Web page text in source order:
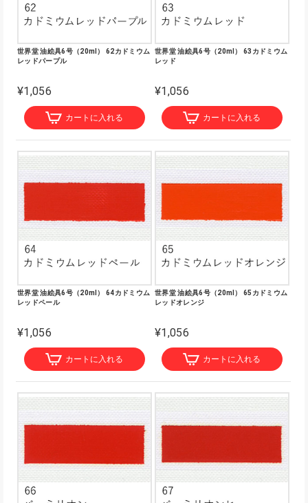
世界堂 油絵具6号（20ml） 62カドミウム
レッドパープル
¥1,056
カートに入れる
世界堂 油絵具6号（20ml） 63カドミウム
レッド
¥1,056
カートに入れる
世界堂 油絵具6号（20ml） 64カドミウム
レッドペール
¥1,056
カートに入れる
世界堂 油絵具6号（20ml） 65カドミウム
レッドオレンジ
¥1,056
カートに入れる